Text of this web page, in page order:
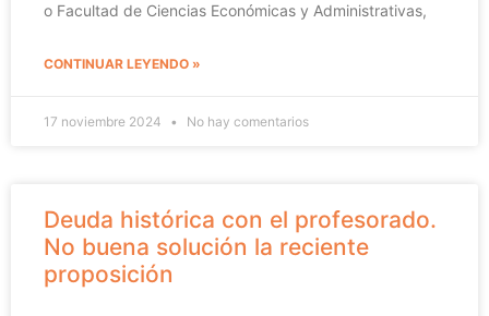
o Facultad de Ciencias Económicas y Administrativas,
CONTINUAR LEYENDO »
17 noviembre 2024 No hay comentarios
Deuda histórica con el profesorado.
No buena solución la reciente
proposición